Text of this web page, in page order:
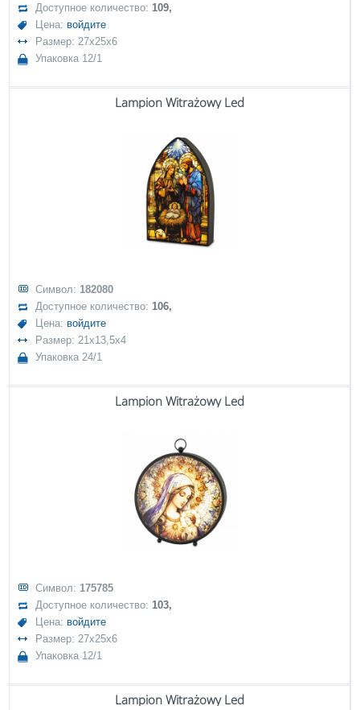
Доступное количество:109,
Цена: войдите
Размер: 27x25x6
Упаковка 12/1
Lampion Witrażowy Led
Символ: 182080
Доступное количество:106,
Цена: войдите
Размер: 21x13,5x4
Упаковка 24/1
Lampion Witrażowy Led
Символ: 175785
Доступное количество:103,
Цена: войдите
Размер: 27x25x6
Упаковка 12/1
Lampion Witrażowy Led